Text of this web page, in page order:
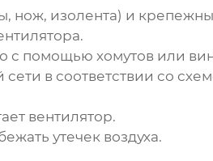
нож, изолента) и
с помощью хомутов или
в соответствии со
вентилятор.
утечек воздуха.